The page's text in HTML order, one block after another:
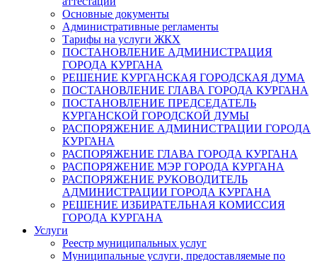
Основные документы
Административные регламенты
Тарифы на услуги ЖКХ
ПОСТАНОВЛЕНИЕ АДМИНИСТРАЦИЯ
ГОРОДА КУРГАНА
РЕШЕНИЕ КУРГАНСКАЯ ГОРОДСКАЯ ДУМА
ПОСТАНОВЛЕНИЕ ГЛАВА ГОРОДА КУРГАНА
ПОСТАНОВЛЕНИЕ ПРЕДСЕДАТЕЛЬ
КУРГАНСКОЙ ГОРОДСКОЙ ДУМЫ
РАСПОРЯЖЕНИЕ АДМИНИСТРАЦИИ ГОРОДА
КУРГАНА
РАСПОРЯЖЕНИЕ ГЛАВА ГОРОДА КУРГАНА
РАСПОРЯЖЕНИЕ МЭР ГОРОДА КУРГАНА
РАСПОРЯЖЕНИЕ РУКОВОДИТЕЛЬ
АДМИНИСТРАЦИИ ГОРОДА КУРГАНА
РЕШЕНИЕ ИЗБИРАТЕЛЬНАЯ КОМИССИЯ
ГОРОДА КУРГАНА
Услуги
Реестр муниципальных услуг
Муниципальные услуги, предоставляемые по